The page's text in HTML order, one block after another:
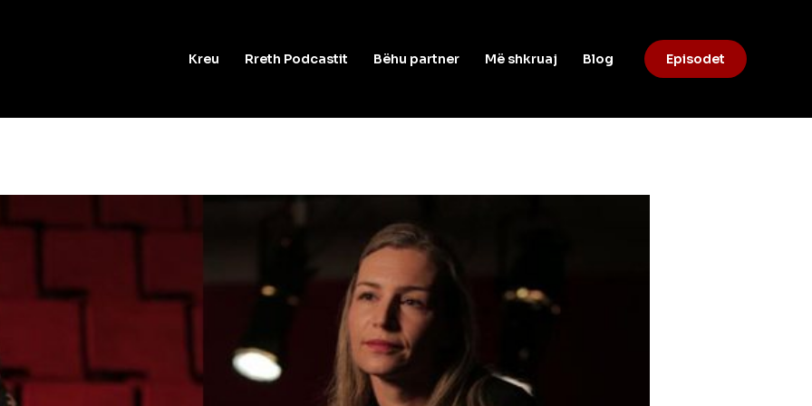
Kreu Rreth Podcastit Bëhu partner Më shkruaj Blog Episodet